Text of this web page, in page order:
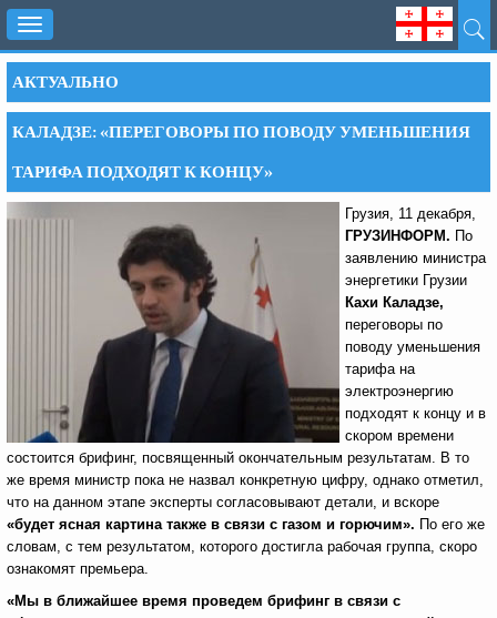
Toggle
navigation
АКТУАЛЬНО
КАЛАДЗЕ: «ПЕРЕГОВОРЫ ПО ПОВОДУ УМЕНЬШЕНИЯ
ТАРИФА ПОДХОДЯТ К КОНЦУ»
Грузия, 11 декабря,
ГРУЗИНФОРМ. По
заявлению министра
энергетики Грузии
Кахи Каладзе,
переговоры по
поводу уменьшения
тарифа на
электроэнергию
подходят к концу и в
скором времени
состоится брифинг, посвященный окончательным результатам. В то
же время министр пока не назвал конкретную цифру, однако отметил,
что на данном этапе эксперты согласовывают детали, и вскоре
«будет ясная картина также в связи с газом и горючим». По его же
словам, с тем результатом, которого достигла рабочая группа, скоро
ознакомят премьера.
«Мы в ближайшее время проведем брифинг в связи с